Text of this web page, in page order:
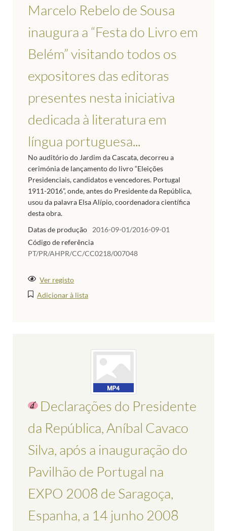
Marcelo Rebelo de Sousa
inaugura a “Festa do Livro em
Belém” visitando todos os
expositores das editoras
presentes nesta iniciativa
dedicada à literatura em
língua portuguesa...
No auditório do Jardim da Cascata, decorreu a
cerimónia de lançamento do livro “Eleições
Presidenciais, candidatos e vencedores. Portugal
1911-2016”, onde, antes do Presidente da República,
usou da palavra Elsa Alípio, coordenadora científica
desta obra.
Datas de produção
2016-09-01/2016-09-01
Código de referência
PT/PR/AHPR/CC/CC0218/007048
Ver registo
Adicionar à lista
Declarações do Presidente
da República, Aníbal Cavaco
Silva, após a inauguração do
Pavilhão de Portugal na
EXPO 2008 de Saragoça,
Espanha, a 14 junho 2008